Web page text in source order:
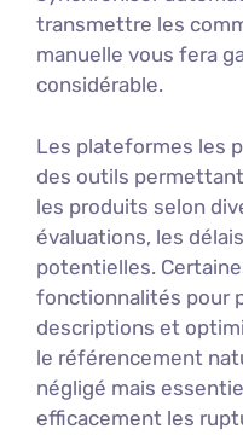
transmettre les
manuelle vous fera
considérable.
Les plateformes les
des outils
les produits selon
évaluations, les
potentielles.
fonctionnalités pour
descriptions et
le référencement
négligé mais
efficacement les